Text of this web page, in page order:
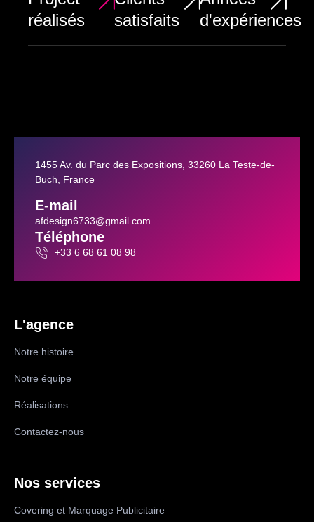
réalisés
satisfaits
d'expériences
1455 Av. du Parc des Expositions, 33260 La Teste-de-
Buch, France
E-mail
afdesign6733@gmail.com
Téléphone
+33 6 68 61 08 98
L'agence
Notre histoire
Notre équipe
Réalisations
Contactez-nous
Nos services
Covering et Marquage Publicitaire